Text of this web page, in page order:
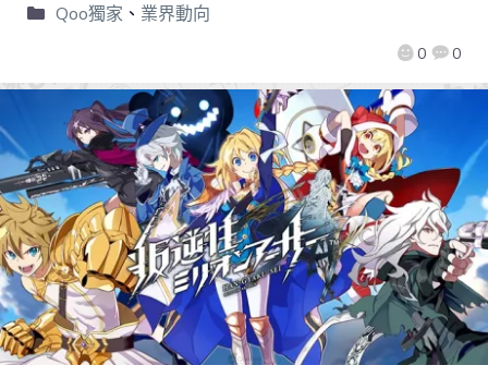
0 0
Qoo獨家 、 業界動向